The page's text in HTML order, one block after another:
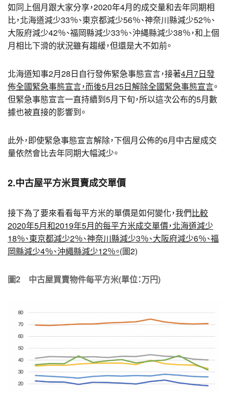
如同上個月跟大家分享，2020年4月的成交量和去年同期相
比，北海道減少33％、東京都減少56％、神奈川縣減少52％、
大阪府減少42％、福岡縣減少33％、沖縄縣減少38％，和上個
月相比下滑的狀況雖有趨緩，但還是大不如前。
北海道知事2月28日自行發佈緊急事態宣言，接著4月7日發
佈全國緊急事態宣言，而後5月25日解除全國緊急事態宣言。
但緊急事態宣言一直持續到5月下旬，所以這次公布的5月數
據也被直接的影響到。
此外，即使緊急事態宣言解除，下個月公佈的6月中古屋成交
量依然會比去年同期大幅減少。
2.中古屋平方米買賣成交單價
接下為了要來看看每平方米的單價是如何變化，我們比較
2020年5月和2019年5月的每平方米成交單價，北海道減少
18％、東京都減少2％、神奈川縣減少3％、大阪府減少6％、福
岡縣減少4％、沖繩縣減少12％。(圖2)
圖2 中古屋買賣物件每平方米(單位：万円)